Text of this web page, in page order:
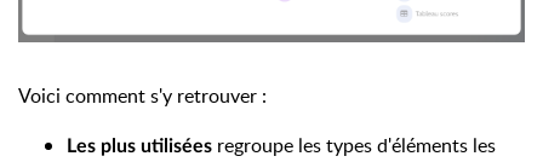
Voici comment s'y retrouver :
Les plus utilisées regroupe les types d'éléments les